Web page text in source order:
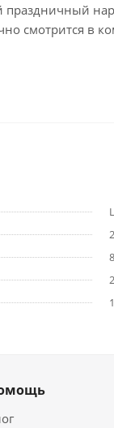
праздничный
смотрится в